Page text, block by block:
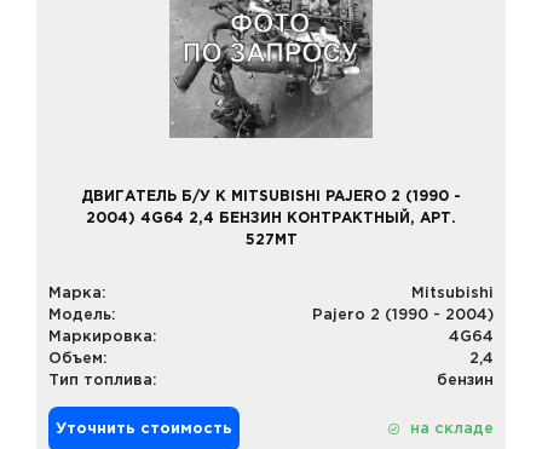
ДВИГАТЕЛЬ Б/У К MITSUBISHI PAJERO 2 (1990 -
2004) 4G64 2,4 БЕНЗИН КОНТРАКТНЫЙ, АРТ.
527MT
Марка:
Mitsubishi
Модель:
Pajero 2 (1990 - 2004)
Маркировка:
4G64
Объем:
2,4
Тип топлива:
бензин
Уточнить стоимость на складе